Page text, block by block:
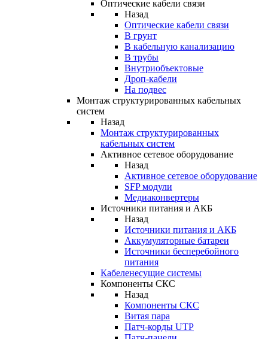
Оптические кабели связи
Назад
Оптические кабели связи
В грунт
В кабельную канализацию
В трубы
Внутриобъектовые
Дроп-кабели
На подвес
Монтаж структурированных кабельных
систем
Назад
Монтаж структурированных
кабельных систем
Активное сетевое оборудование
Назад
Активное сетевое оборудование
SFP модули
Медиаконвертеры
Источники питания и АКБ
Назад
Источники питания и АКБ
Аккумуляторные батареи
Источники бесперебойного
питания
Кабеленесущие системы
Компоненты СКС
Назад
Компоненты СКС
Витая пара
Патч-корды UTP